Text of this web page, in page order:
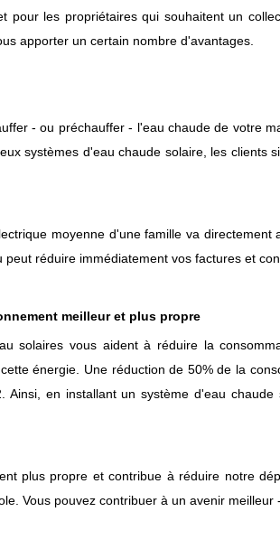
pour les propriétaires qui souhaitent un
apporter un certain nombre d'avantages.
- ou préchauffer - l'eau chaude de votre
systèmes d'eau chaude solaire, les clients
moyenne d'une famille va
réduire immédiatement vos factures et
meilleur et plus propre
solaires vous aident à réduire la
énergie. Une réduction de 50% de la
Ainsi, en installant un système d'eau
plus propre et contribue à réduire notre
Vous pouvez contribuer à un avenir meilleur